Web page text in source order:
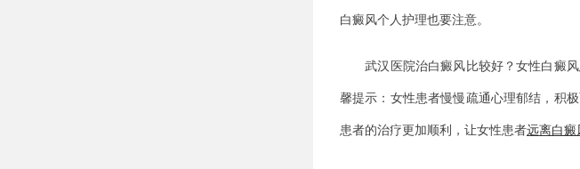
白癜风个人护理也要注意。
武汉医院治白癜风比较好？女性白癜风
馨提示：女性患者慢慢疏通心理郁结，积
患者的治疗更加顺利，让女性患者远离白癜